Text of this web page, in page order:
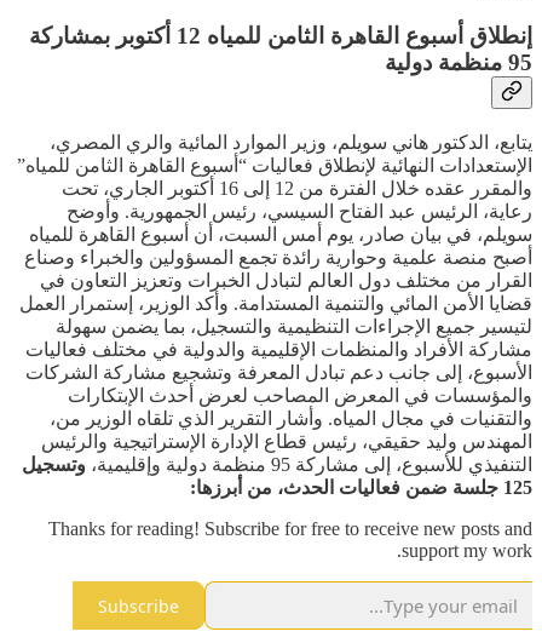
إنطلاق أسبوع القاهرة الثامن للمياه 12 أكتوبر بمشاركة
95 منظمة دولية
يتابع، الدكتور هاني سويلم، وزير الموارد المائية والري المصري،
الإستعدادات النهائية لإنطلاق فعاليات “أسبوع القاهرة الثامن للمياه”
والمقرر عقده خلال الفترة من 12 إلى 16 أكتوبر الجاري، تحت
رعاية، الرئيس عبد الفتاح السيسي، رئيس الجمهورية. وأوضح
سويلم، في بيان صادر، يوم أمس السبت، أن أسبوع القاهرة للمياه
أصبح منصة علمية وحوارية رائدة تجمع المسؤولين والخبراء وصناع
القرار من مختلف دول العالم لتبادل الخبرات وتعزيز التعاون في
قضايا الأمن المائي والتنمية المستدامة. وأكد الوزير، إستمرار العمل
لتيسير جميع الإجراءات التنظيمية والتسجيل، بما يضمن سهولة
مشاركة الأفراد والمنظمات الإقليمية والدولية في مختلف فعاليات
الأسبوع، إلى جانب دعم تبادل المعرفة وتشجيع مشاركة الشركات
والمؤسسات في المعرض المصاحب لعرض أحدث الإبتكارات
والتقنيات في مجال المياه. وأشار التقرير الذي تلقاه الوزير من،
المهندس وليد حقيقي، رئيس قطاع الإدارة الإستراتيجية والرئيس
التنفيذي للأسبوع، إلى مشاركة 95 منظمة دولية وإقليمية،
وتسجيل
125 جلسة ضمن فعاليات الحدث، من أبرزها:
Thanks for reading! Subscribe for free to receive new posts and
support my work.
Subscribe